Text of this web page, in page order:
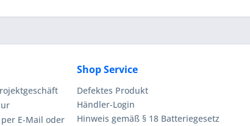
E-Mail oder
Shop Service
Defektes Produkt
Händler-Login
Hinweis gemäß § 18 Batteriegesetz